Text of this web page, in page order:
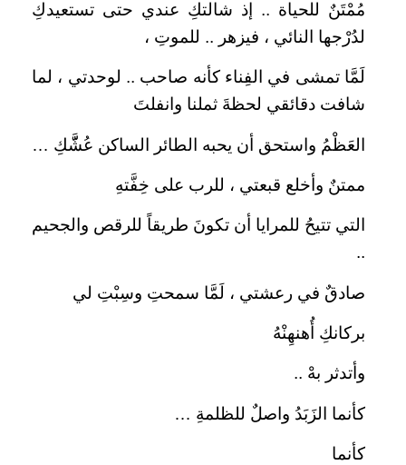
مُمْتَنٌ للحياة .. إذ شالتكِ عندي حتى تستعيدكِ
لدُرْجها النائي ، فيزهر .. للموتِ ،
لَمَّا تمشى في الفِناء كأنه صاحب .. لوحدتي ، لما
شافت دقائقي لحظةَ ثملنا وانفلتَ
العَظْمُ واستحق أن يحبه الطائر الساكن عُشَّّكِ …
ممتنٌ وأخلع قبعتي ، للرب على خِفَّتهِ
التي تتيحُ للمرايا أن تكونَ طريقاً للرقص والجحيم
..
صادقٌ في رعشتي ، لَمَّا سمحتِ وسِبْتِ لي
بركانكِ أُهنهِنْهُ
وأتدثر بهْ ..
كأنما الزَبَدُ واصلٌ للظلمةِ …
كأنما